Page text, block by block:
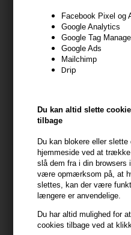
Facebook Pixel og
Google Analytics
Google Tag
Google Ads
Mailchimp
Drip
Du kan altid slette
tilbage
Du kan blokere eller
hjemmeside ved at
slå dem fra i din browsers
være opmærksom på, at
slettes, kan der være
længere er anvendelige.
Du har altid mulighed for
cookies tilbage ved at
Nioxin System 2 Scalp
DKK